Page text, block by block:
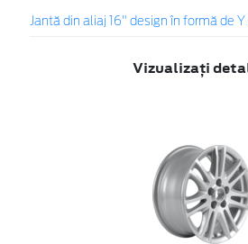
Jantă din aliaj 16" design în formă de
Vizualizați